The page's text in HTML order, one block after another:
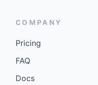
COMPANY
Pricing
FAQ
Docs